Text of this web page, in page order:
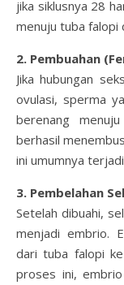
jika siklusnya 28
menuju tuba falopi
2. Pembuahan
Jika hubungan
ovulasi, sperma
berenang
berhasil
ini umumnya
3. Pembelahan
Setelah dibuahi,
menjadi embrio.
dari tuba falopi
proses ini,